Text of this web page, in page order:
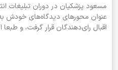
مسعود پزشکیان در دوران تبلیغات
عنوان محورهای دیدگاه‌های خودش
اقبال رای‌دهندگان قرار گرفت، و طبعا